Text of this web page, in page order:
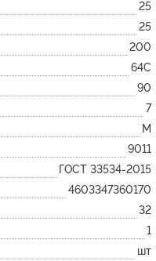
25
25
200
64С
90
7
M
9011
ГОСТ 33534-2015
4603347360170
32
1
шт